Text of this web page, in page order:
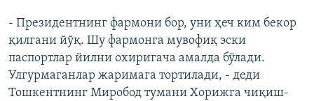
- Президентнинг фармони бор, уни ҳеч ким бекор
қилгани йўқ. Шу фармонга мувофиқ эски
паспортлар йилни охиригача амалда бўлади.
Улгурмаганлар жаримага тортилади, - деди
Тошкентнинг Миробод тумани Хорижга чиқиш-